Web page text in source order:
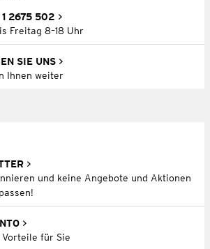
2675 502
Freitag 8–18 Uhr
SIE UNS
Ihnen weiter
und keine Angebote und Aktionen
Vorteile für Sie